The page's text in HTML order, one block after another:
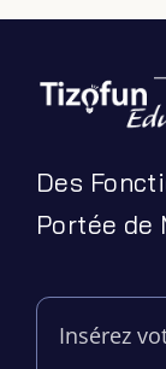
Des
Portée de
Jeux